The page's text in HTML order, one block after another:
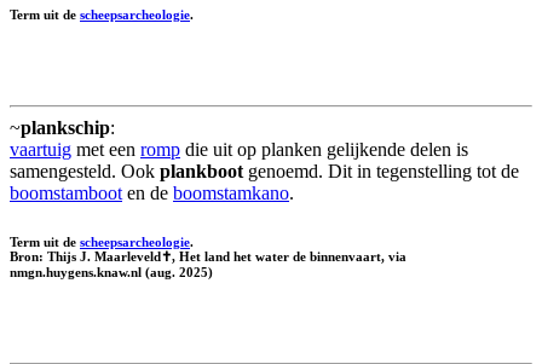
Term uit de scheepsarcheologie.
~plankschip:
vaartuig met een romp die uit op planken gelijkende delen is
samengesteld. Ook plankboot genoemd. Dit in tegenstelling tot de
boomstamboot en de boomstamkano.
Term uit de scheepsarcheologie.
Bron: Thijs J. Maarleveld✝, Het land het water de binnenvaart, via
nmgn.huygens.knaw.nl (aug. 2025)